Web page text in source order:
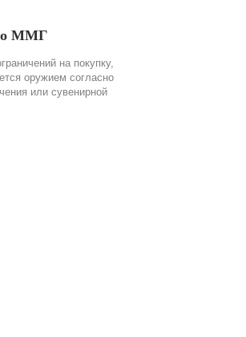
ММГ
на покупку,
оружием согласно
или сувенирной